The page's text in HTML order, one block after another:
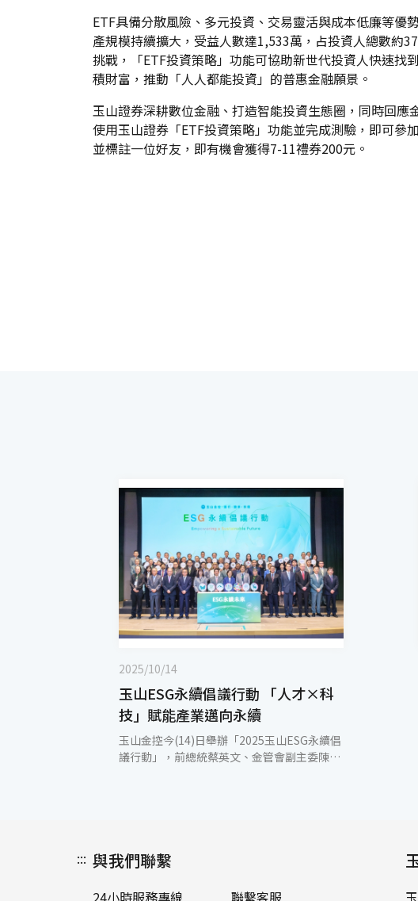
ETF具備分散風險、多元投資、交易靈活與成本低廉等
產規模持續擴大，受益人數達1,533萬，占投資人總數約
挑戰，「ETF投資策略」功能可協助新世代投資人快速
積財富，推動「人人都能投資」的普惠金融願景。
玉山證券深耕數位金融、打造智能投資生態圈，同時回
使用玉山證券「ETF投資策略」功能並完成測驗，即可
並標註一位好友，即有機會獲得7-11禮券200元。
2025/10/14
玉山ESG永續倡議行動 「人才×科
技」賦能產業邁向永續
玉山金控今(14)日舉辦「2025玉山ESG永續倡
議行動」，前總統蔡英文、金管會副主委陳彥
業邁向永續發展。 本次玉山以人才培育與科技
賦能為主題，號召近200家國內外優質企業、
醫療院所及AI機構共同響應，更邀請來自美
::: 與我們聯繫
24小時服務專線 聯繫客服